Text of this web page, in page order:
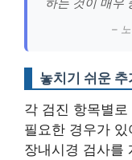
–
놓치기 쉬운
각 검진 항목별
필요한 경우가
장내시경 검사를